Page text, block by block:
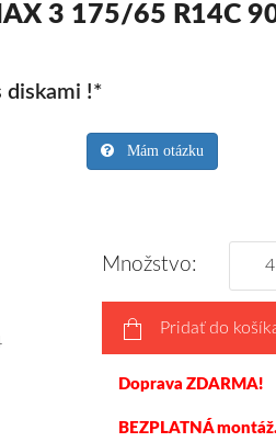
3 175/65 R14C
diskami !*
Mám otázku
Množstvo:
Pridať do
Doprava ZDARMA!
BEZPLATNÁ montáž.